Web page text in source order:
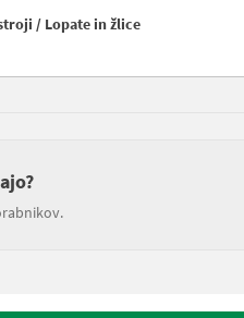
/ Lopate in žlice